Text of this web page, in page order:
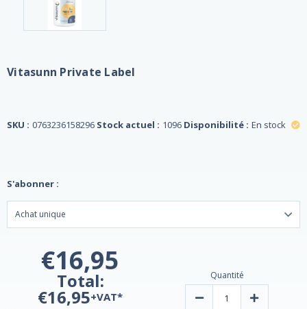
Vitasunn Private Label
SKU : 0763236158296 Stock actuel : 1096 Disponibilité : En stock
S'abonner :
€16,95
Total:
€16,95+VAT*
Quantité
Diminuer Augmenter